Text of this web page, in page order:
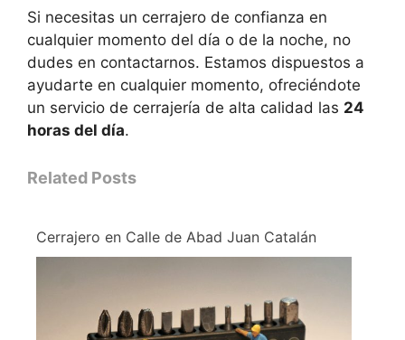
Si necesitas un cerrajero de confianza en
cualquier momento del día o de la noche, no
dudes en contactarnos. Estamos dispuestos a
ayudarte en cualquier momento, ofreciéndote
un servicio de cerrajería de alta calidad las 24
horas del día.
Related Posts
Cerrajero en Calle de Abad Juan Catalán